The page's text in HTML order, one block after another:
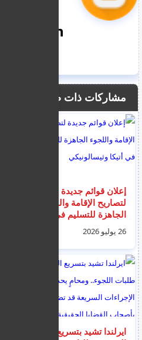
nooreddin
مشاركات ذات صلة
إعلان قوائم جديدة
لتصاريح الإقامة واللجوء
الجاهزة للتسليم في
أتيكا وثيسالونيكي26 يوليو 2026
ايرلندا تشيد بتسريع